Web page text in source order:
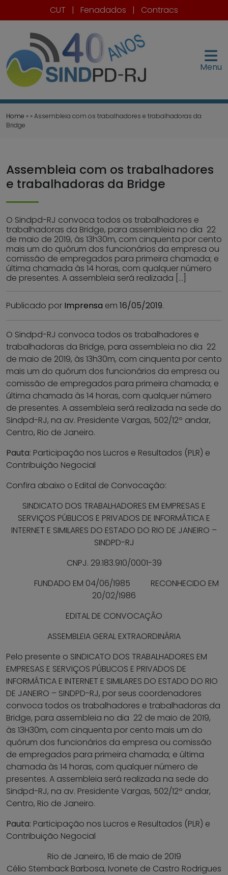
CUT | Fenadados | Contracs
Menu
Home » » Assembleia com os trabalhadores e trabalhadoras da
Bridge
Assembleia com os trabalhadores
e trabalhadoras da Bridge
O Sindpd-RJ convoca todos os trabalhadores e
trabalhadoras da Bridge, para assembleia no dia 22
de maio de 2019, às 13h30m, com cinquenta por cento
mais um do quórum dos funcionários da empresa ou
comissão de empregados para primeira chamada; e
última chamada às 14 horas, com qualquer número
de presentes. A assembleia será realizada […]
Publicado por Imprensa em 16/05/2019.
O Sindpd-RJ convoca todos os trabalhadores e
trabalhadoras da Bridge, para assembleia no dia 22
de maio de 2019, às 13h30m, com cinquenta por cento
mais um do quórum dos funcionários da empresa ou
comissão de empregados para primeira chamada; e
última chamada às 14 horas, com qualquer número
de presentes. A assembleia será realizada na sede do
Sindpd-RJ, na av. Presidente Vargas, 502/12º andar,
Centro, Rio de Janeiro.
Pauta: Participação nos Lucros e Resultados (PLR) e
Contribuição Negocial
Confira abaixo o Edital de Convocação:
SINDICATO DOS TRABALHADORES EM EMPRESAS E
SERVIÇOS PÚBLICOS E PRIVADOS DE INFORMÁTICA E
INTERNET E SIMILARES DO ESTADO DO RIO DE JANEIRO –
SINDPD-RJ
CNPJ. 29.183.910/0001-39
FUNDADO EM 04/06/1985 RECONHECIDO EM
20/02/1986
EDITAL DE CONVOCAÇÃO
ASSEMBLEIA GERAL EXTRAORDINÁRIA
Pelo presente o SINDICATO DOS TRABALHADORES EM
EMPRESAS E SERVIÇOS PÚBLICOS E PRIVADOS DE
INFORMÁTICA E INTERNET E SIMILARES DO ESTADO DO RIO
DE JANEIRO – SINDPD-RJ, por seus coordenadores
convoca todos os trabalhadores e trabalhadoras da
Bridge, para assembleia no dia 22 de maio de 2019,
às 13H30m, com cinquenta por cento mais um do
quórum dos funcionários da empresa ou comissão
de empregados para primeira chamada; e última
chamada às 14 horas, com qualquer número de
presentes. A assembleia será realizada na sede do
Sindpd-RJ, na av. Presidente Vargas, 502/12º andar,
Centro, Rio de Janeiro.
Pauta: Participação nos Lucros e Resultados (PLR) e
Contribuição Negocial
Rio de Janeiro, 16 de maio de 2019
Célio Stemback Barbosa, Ivonete de Castro Rodrigues